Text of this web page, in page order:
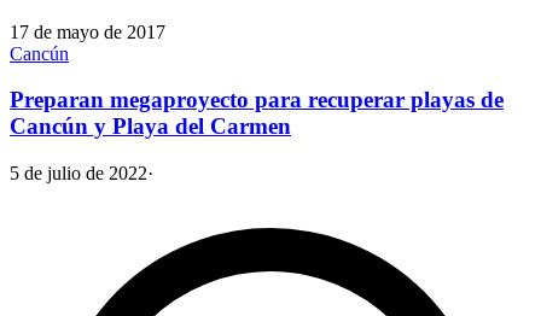
17 de mayo de 2017
Cancún
Preparan megaproyecto para recuperar playas de
Cancún y Playa del Carmen
5 de julio de 2022·